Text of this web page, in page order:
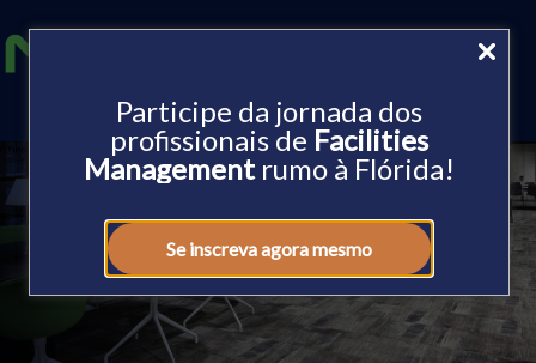
Participe da jornada dos
profissionais de Facilities
Managementrumo à Flórida!
Se inscreva agora mesmo
Política
de Privacidade